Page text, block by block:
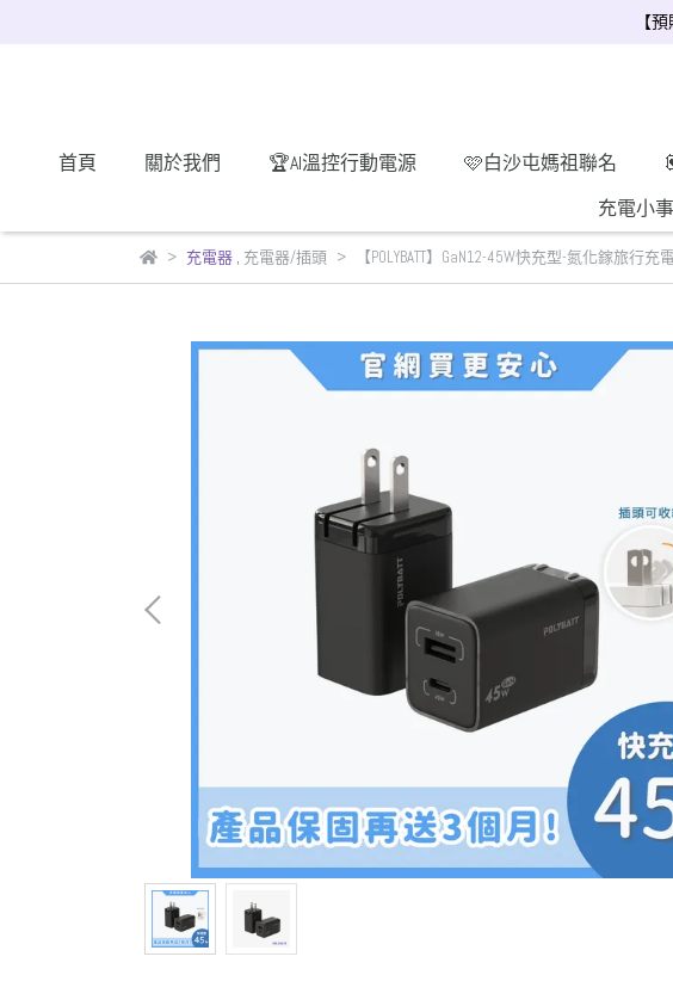
【
首頁 關於我們 🏆AI溫控行動電源 🩷白沙屯媽祖聯名
充電小
充電器, 充電器/插頭 【POLYBATT】GaN12-45W快充型-氮化鎵旅行充